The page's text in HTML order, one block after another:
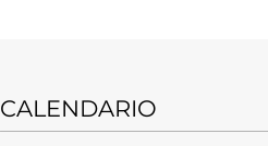
CALENDARIO